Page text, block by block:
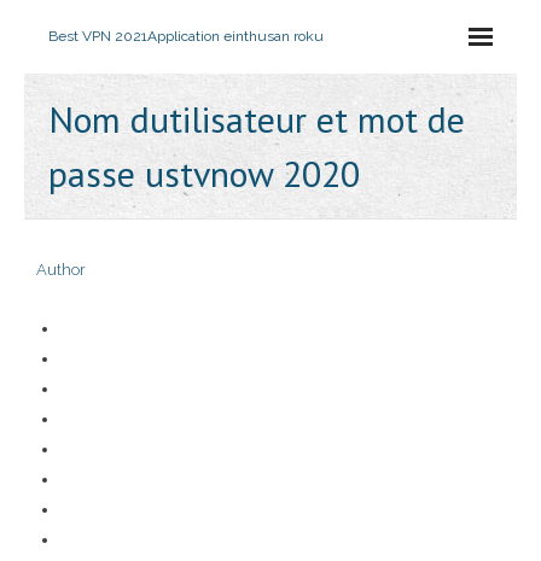
Best VPN 2021Application einthusan roku
Nom dutilisateur et mot de
passe ustvnow 2020
Author